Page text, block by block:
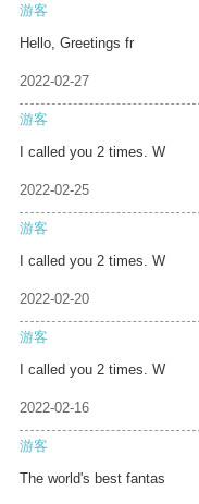
游客
Hello, Greetings fr
2022-02-27
游客
I called you 2 times. W
2022-02-25
游客
I called you 2 times. W
2022-02-20
游客
I called you 2 times. W
2022-02-16
游客
The world's best fantas